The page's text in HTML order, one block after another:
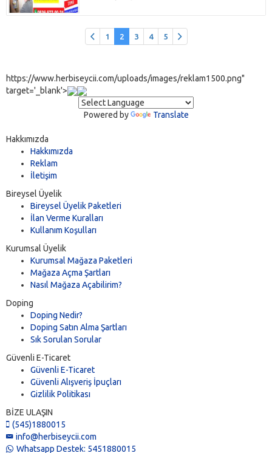
1 2 3 4 5
https://www.herbiseycii.com/uploads/images/reklam1500.png"
target='_blank'>
Powered by Translate
Hakkımızda
Hakkımızda
Reklam
İletişim
Bireysel Üyelik
Bireysel Üyelik Paketleri
İlan Verme Kuralları
Kullanım Koşulları
Kurumsal Üyelik
Kurumsal Mağaza Paketleri
Mağaza Açma Şartları
Nasıl Mağaza Açabilirim?
Doping
Doping Nedir?
Doping Satın Alma Şartları
Sık Sorulan Sorular
Güvenli E-Ticaret
Güvenli E-Ticaret
Güvenli Alışveriş İpuçları
Gizlilik Politikası
BİZE ULAŞIN
(545)1880015
info@herbiseycii.com
Whatsapp Destek: 5451880015